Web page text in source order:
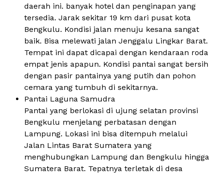
daerah ini. banyak hotel dan penginapan yang
tersedia. Jarak sekitar 19 km dari pusat kota
Bengkulu. Kondisi jalan menuju kesana sangat
baik. Bisa melewati jalan Jenggalu Lingkar Barat.
Tempat ini dapat dicapai dengan kendaraan roda
empat jenis apapun. Kondisi pantai sangat bersih
dengan pasir pantainya yang putih dan pohon
cemara yang tumbuh di sekitarnya.
Pantai Laguna Samudra
Pantai yang berlokasi di ujung selatan provinsi
Bengkulu menjelang perbatasan dengan
Lampung. Lokasi ini bisa ditempuh melalui
Jalan Lintas Barat Sumatera yang
menghubungkan Lampung dan Bengkulu hingga
Sumatera Barat. Tepatnya terletak di desa